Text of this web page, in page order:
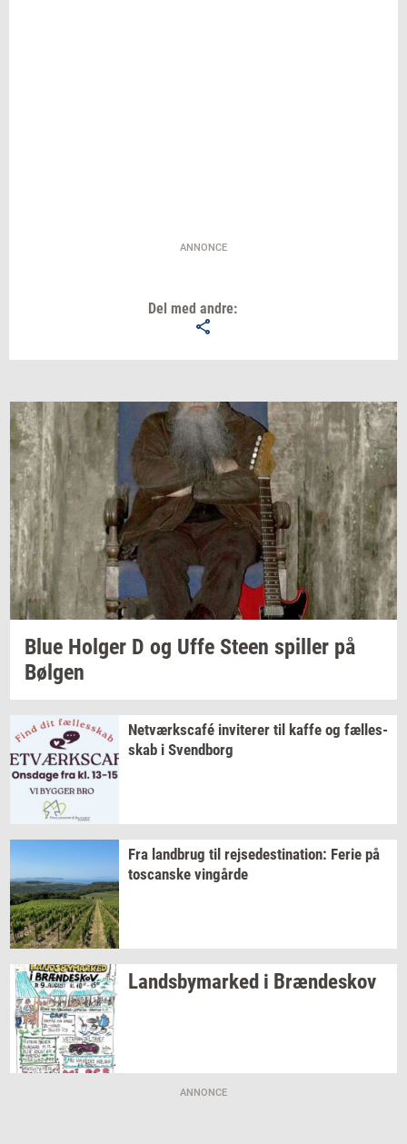
ANNONCE
Del med andre:
Blue Hol­ger D og Uffe Steen spil­ler på
Bøl­gen
Netværkscafé in­vi­te­rer til kaffe og fæl­les­
skab i Svend­borg
Fra land­brug til rej­se­desti­na­tion: Ferie på
toscan­ske vin­går­de
Lands­by­mar­ked i Bræn­de­skov
ANNONCE